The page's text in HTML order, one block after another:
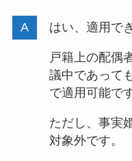
はい、適用で
戸籍上の配偶
議中であって
で適用可能です
ただし、事実
対象外です。